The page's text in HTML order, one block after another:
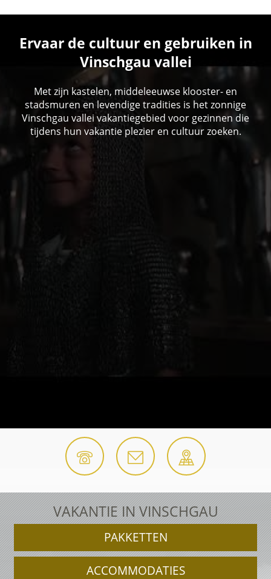
Ervaar de cultuur en gebruiken in
Vinschgau vallei
Met zijn kastelen, middeleeuwse klooster- en
stadsmuren en levendige tradities is het zonnige
Vinschgau vallei vakantiegebied voor gezinnen die
tijdens hun vakantie plezier en cultuur zoeken.
VAKANTIE IN VINSCHGAU
PAKKETTEN
ACCOMMODATIES